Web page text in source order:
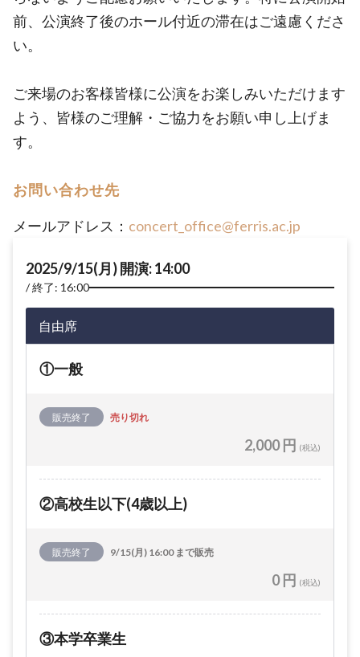
前、公演終了後のホール付近の滞在はご遠慮くださ
い。
ご来場のお客様皆様に公演をお楽しみいただけます
よう、皆様のご理解・ご協力をお願い申し上げま
す。
お問い合わせ先
メールアドレス： concert_office@ferris.ac.jp
2025/9/15(月) 開演: 14:00
終了: 16:00
自由席
①一般
販売終了 売り切れ
2,000 円 (税込)
②高校生以下(4歳以上)
販売終了 9/15(月) 16:00 まで販売
0 円 (税込)
③本学卒業生